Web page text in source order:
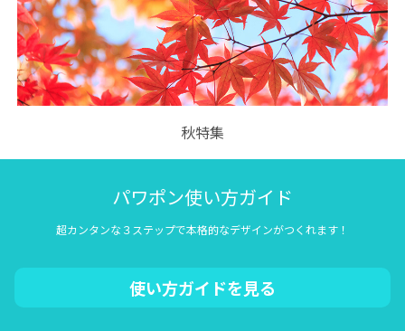
秋特集
パワポン使い方ガイド
超カンタンな３ステップで本格的なデザインがつくれます！
使い方ガイドを見る